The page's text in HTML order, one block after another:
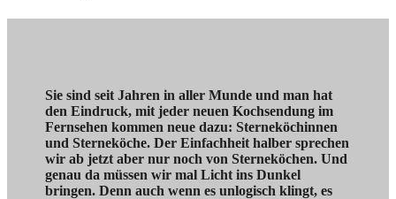
Sie sind seit Jahren in aller Munde und man hat
den Eindruck, mit jeder neuen Kochsendung im
Fernsehen kommen neue dazu: Sterneköchinnen
und Sterneköche. Der Einfachheit halber sprechen
wir ab jetzt aber nur noch von Sterneköchen. Und
genau da müssen wir mal Licht ins Dunkel
bringen. Denn auch wenn es unlogisch klingt, es